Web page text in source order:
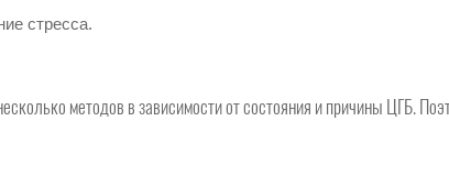
стресса.
методов в зависимости от состояния и причины ЦГБ.